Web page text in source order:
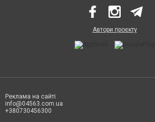
Автори проєкту
Реклама на сайті
info@04563.com.ua
+380730456300